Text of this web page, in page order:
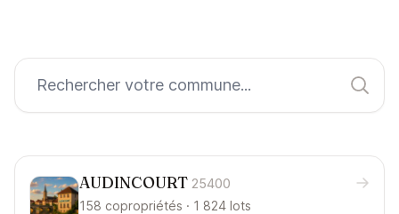
AUDINCOURT 25400
158 copropriétés · 1 824 lots